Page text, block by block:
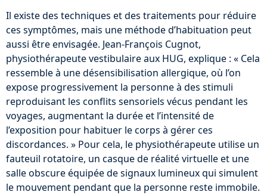
Il existe des techniques et des traitements pour réduire
ces symptômes, mais une méthode d’habituation peut
aussi être envisagée. Jean-François Cugnot,
physiothérapeute vestibulaire aux HUG, explique : « Cela
ressemble à une désensibilisation allergique, où l’on
expose progressivement la personne à des stimuli
reproduisant les conflits sensoriels vécus pendant les
voyages, augmentant la durée et l’intensité de
l’exposition pour habituer le corps à gérer ces
discordances. » Pour cela, le physiothérapeute utilise un
fauteuil rotatoire, un casque de réalité virtuelle et une
salle obscure équipée de signaux lumineux qui simulent
le mouvement pendant que la personne reste immobile.